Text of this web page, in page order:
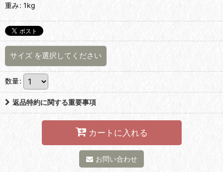
重み: 1kg
サイズ を選択してください
数量:
返品特約に関する重要事項
カートに入れる
お問い合わせ